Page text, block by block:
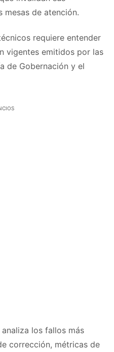
mesas de atención.
requiere entender
vigentes emitidos por las
de Gobernación y el
los fallos más
corrección, métricas de